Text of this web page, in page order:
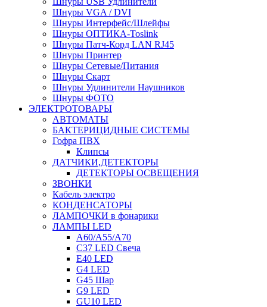
Шнуры VGA / DVI
Шнуры Интерфейс/Шлейфы
Шнуры ОПТИКА-Toslink
Шнуры Патч-Корд LAN RJ45
Шнуры Принтер
Шнуры Сетевые/Питания
Шнуры Скарт
Шнуры Удлинители Наушников
Шнуры ФОТО
ЭЛЕКТРОТОВАРЫ
АВТОМАТЫ
БАКТЕРИЦИДНЫЕ СИСТЕМЫ
Гофра ПВХ
Клипсы
ДАТЧИКИ,ДЕТЕКТОРЫ
ДЕТЕКТОРЫ ОСВЕЩЕНИЯ
ЗВОНКИ
Кабель электро
КОНДЕНСАТОРЫ
ЛАМПОЧКИ в фонарики
ЛАМПЫ LED
A60/A55/A70
C37 LED Свеча
E40 LED
G4 LED
G45 Шар
G9 LED
GU10 LED